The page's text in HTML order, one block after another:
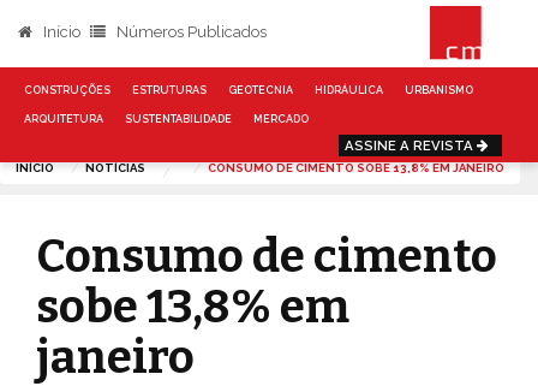
Início Números Publicados
CONSTRUÇÕES ESTRUTURAS GEOTECNIA HIDRÁULICA URBANISMO
ARQUITETURA SUSTENTABILIDADE MERCADO
ASSINE A REVISTA
INÍCIO NOTÍCIAS CONSUMO DE CIMENTO SOBE 13,8% EM JANEIRO
Consumo de cimento
sobe 13,8% em
janeiro